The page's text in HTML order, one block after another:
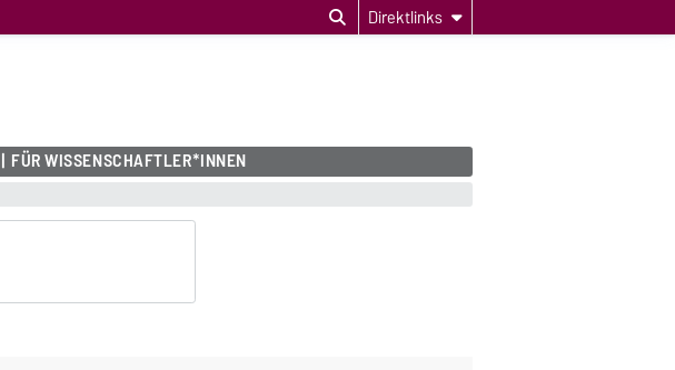
Direktlinks
FÜR WISSENSCHAFTLER*INNEN